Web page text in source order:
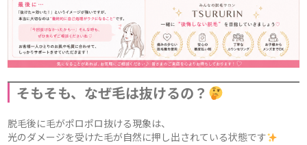
そもそも、なぜ毛は抜けるの？
脱毛後に毛がポロポロ抜ける現象は、
光のダメージを受けた毛が自然に押し出されている状態です